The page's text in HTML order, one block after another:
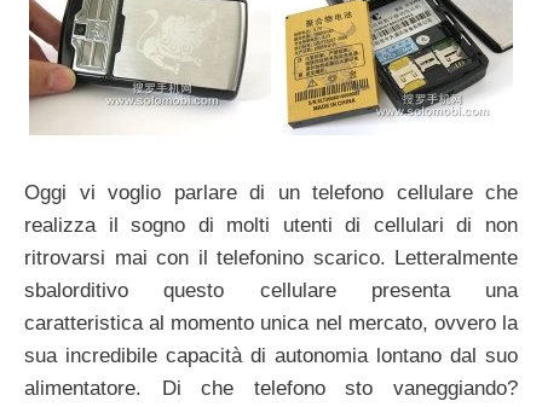
Oggi vi voglio parlare di un telefono cellulare che
realizza il sogno di molti utenti di cellulari di non
ritrovarsi mai con il telefonino scarico. Letteralmente
sbalorditivo questo cellulare presenta una
caratteristica al momento unica nel mercato, ovvero la
sua incredibile capacità di autonomia lontano dal suo
alimentatore. Di che telefono sto vaneggiando?